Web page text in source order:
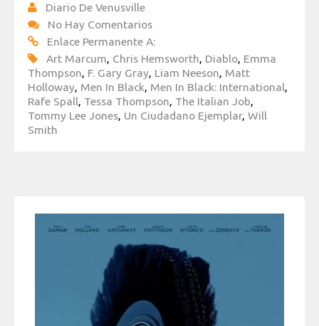
Diario De Venusville
No Hay Comentarios
Enlace Permanente A:
Art Marcum, Chris Hemsworth, Diablo, Emma
Thompson, F. Gary Gray, Liam Neeson, Matt
Holloway, Men In Black, Men In Black: International,
Rafe Spall, Tessa Thompson, The Italian Job,
Tommy Lee Jones, Un Ciudadano Ejemplar, Will
Smith